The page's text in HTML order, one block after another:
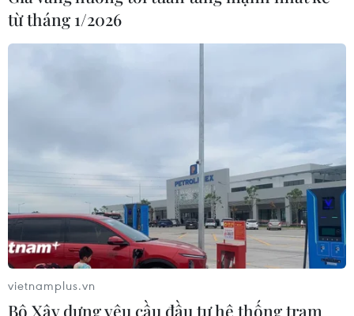
từ tháng 1/2026
vietnamplus.vn
Bộ Xây dựng yêu cầu đầu tư hệ thống trạm